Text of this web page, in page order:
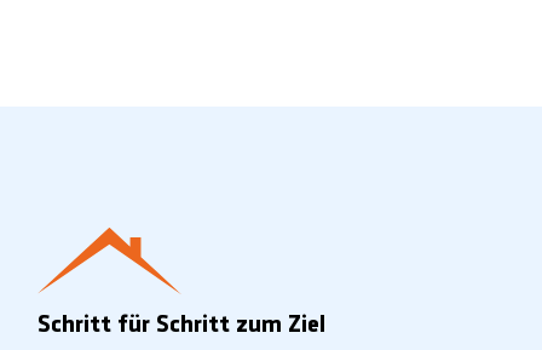
Schritt für Schritt zum Ziel